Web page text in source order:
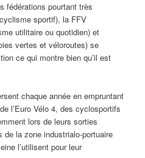
fédérations pourtant très
sportif), la FFV
utilitaire ou quotidien) et
vertes et véloroutes) se
ce qui montre bien qu’il est
chaque année en empruntant
l’Euro Vélo 4, des cyclosportifs
lors de leurs sorties
de la zone industrialo-portuaire
l’utilisent pour leur